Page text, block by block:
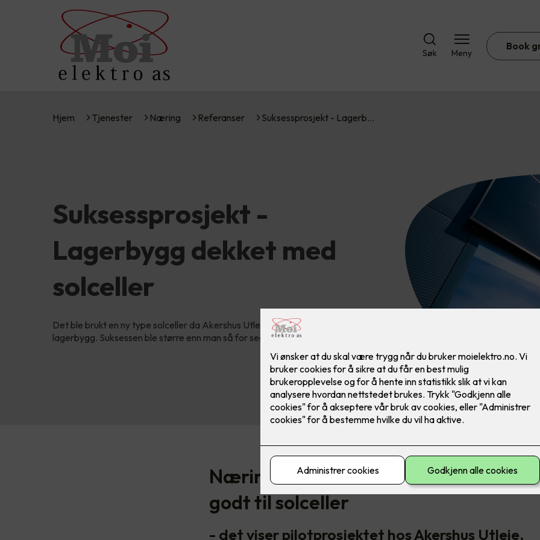
Søk Meny
Book
Hjem Tjenester Næring Referanser Suksessprosjekt - Lagerb…
Suksessprosjekt -
Lagerbygg dekket med
solceller
Det ble brukt en ny type solceller da Akershus Utleie dekket store deler av sitt
lagerbygg. Suksessen ble større enn man så for seg i forkant.
Næringsbygg med store flater egner
godt til solceller
- det viser pilotprosjektet hos Akershus Utleie.